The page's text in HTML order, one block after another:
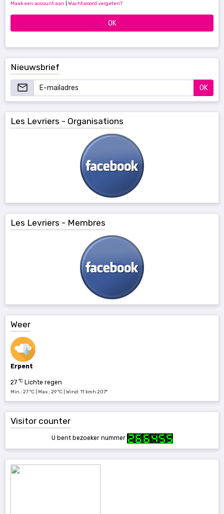
Maak een account aan Wachtwoord vergeten?
OK
Nieuwsbrief
OK
Les Levriers - Organisations
Les Levriers - Membres
Weer
Erpent
27 °C Lichte regen
Min.: 27 °C | Max.: 29 °C | Wind: 11 kmh 207°
Visitor counter
U bent bezoeker nummer